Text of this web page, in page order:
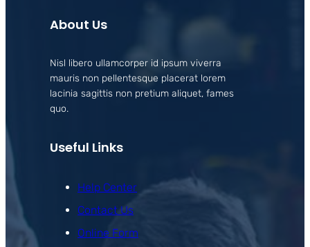
About Us
Nisl libero ullamcorper id ipsum viverra
mauris non pellentesque placerat lorem
lacinia sagittis non pretium aliquet, fames
quo.
Useful Links
Help Center
Contact Us
Online Form